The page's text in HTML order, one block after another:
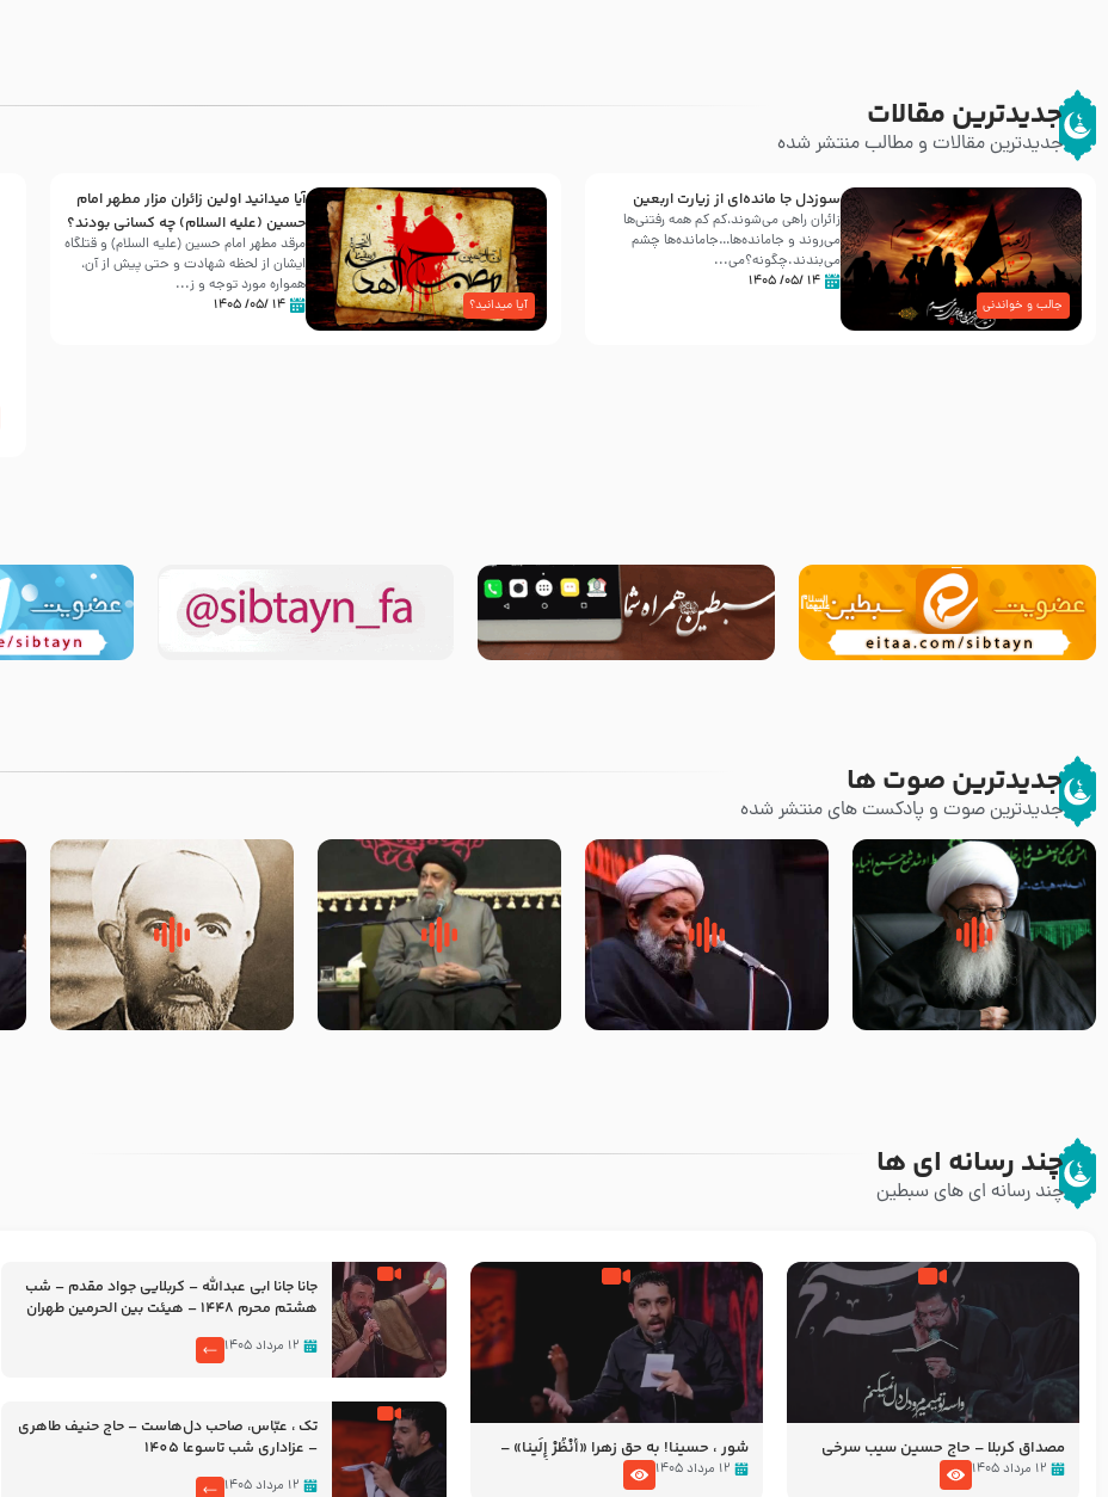
جدیدترین مقالات
جدیدترین مقالات و مطالب منتشر شده
جالب و خواندنی
سوزدل جا مانده‌ای از زیارت اربعین
زائران راهی می‌شوند،کم‌ کم همه رفتنی‌ها
می‌روند و جامانده‌ها…جامانده‌ها چشم
می‌بندند.چگونه؟می‌...
۱۴ /۰۵/ ۱۴۰۵
آیا میدانید؟
آیا میدانید اولین زائران مزار مطهر امام
حسین (علیه السلام) چه کسانی بودند؟
مرقد مطهر امام حسین (علیه السلام) و قتلگاه
ایشان از لحظه شهادت و حتی پیش از آن،
همواره مورد توجه و ز...
۱۴ /۰۵/ ۱۴۰۵
جدیدترین صوت ها
جدیدترین صوت و پادکست های منتشر شده
زوّار اربعین امام حسین (علیه
السلام) با این اشتیاق به زیارت
روضه جانسوز پاره های جگر امام
حسن مجتبی علیه السلام-حجت
لقب حضرت رقیه سلام الله علیها
به چه معناست – حجت الاسلام
روضه‌ی مجلس یزید ملعون و
اسارت اهل‌بیت علیهم‌السلام –
چند رسانه ای ها
چند رسانه ای های سبطین
مصداق کربلا – حاج حسین سیب سرخی
۱۲ مرداد ۱۴۰۵
شور ، حسینا! به‌ حق زهرا «أُنْظُرْ إِلَینا» –
عزاداری شب هفتم ماه محرّم 1405
۱۲ مرداد ۱۴۰۵
جانا جانا ابی عبدالله – کربلایی جواد مقدم – شب
هشتم محرم 1448 – هیئت بین الحرمین طهران
۱۲ مرداد ۱۴۰۵
تک ، عبّاس، صاحب دل‌هاست – حاج حنیف طاهری
– عزاداری شب تاسوعا 1405
۱۲ مرداد ۱۴۰۵